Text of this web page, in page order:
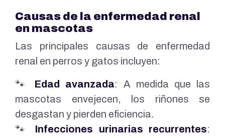
Causas de la enfermedad renal
en mascotas
Las principales causas de enfermedad
renal en perros y gatos incluyen:
🐾 Edad avanzada: A medida que las
mascotas envejecen, los riñones se
desgastan y pierden eficiencia.
🐾 Infecciones urinarias recurrentes: